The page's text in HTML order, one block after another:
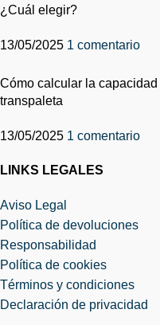
¿Cuál elegir?
13/05/2025 1 comentario
Cómo calcular la
transpaleta
13/05/2025 1 comentario
LINKS LEGALES
Aviso Legal
Política de devoluciones
Responsabilidad
Política de cookies
Términos y condiciones
Declaración de privacidad